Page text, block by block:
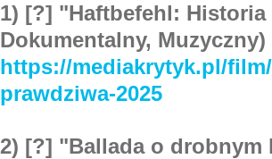
1) [?] "Haftbefehl:
Dokumentalny, Muzyczny)
https://mediakrytyk.pl/
prawdziwa-2025
2) [?] "Ballada o drobnym